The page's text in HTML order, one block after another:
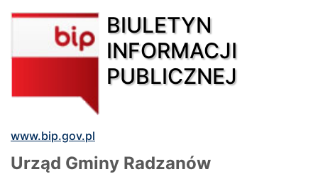
BIULETYN
INFORMACJI
PUBLICZNEJ
www.bip.gov.pl
Urząd Gminy Radzanów